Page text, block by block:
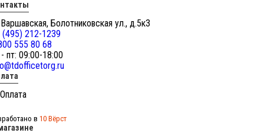
Болотниковская ул., д.5к3
(495) 212-1239
555 80 68
пт: 09:00-18:00
в 10 Вёрст